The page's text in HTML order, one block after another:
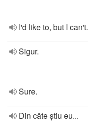
I'd like to, but I can't.
Sigur.
Sure.
Din câte știu eu...